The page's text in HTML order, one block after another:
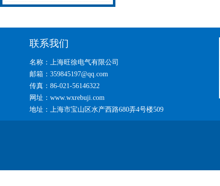
联系我们
名称：上海旺徐电气有限公司
邮箱：359845197@qq.com
传真：86-021-56146322
网址：www.wxrebuji.com
地址：上海市宝山区水产西路680弄4号楼509